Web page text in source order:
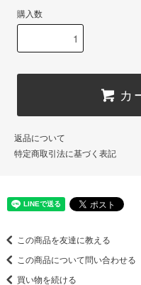
購入数
カ
返品について
特定商取引法に基づく表記
この商品を友達に教える
この商品について問い合わせる
買い物を続ける